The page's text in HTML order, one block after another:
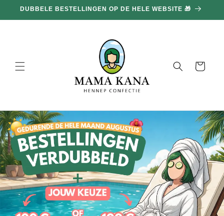
doorgaan
naar
DUBBELE BESTELLINGEN OP DE HELE WEBSITE 🎁
Mand